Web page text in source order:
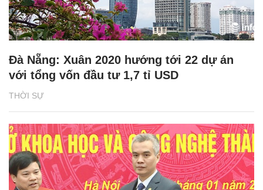
THỜI SỰ
Đà Nẵng: Xuân 2020 hướng tới 22 dự án
với tổng vốn đầu tư 1,7 tỉ USD